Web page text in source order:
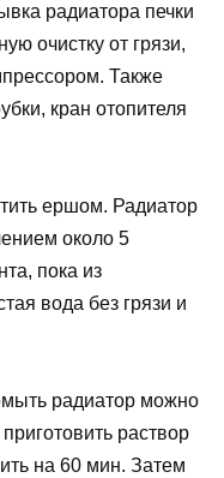
радиатора печки
очистку от грязи,
Также
кран отопителя
ершом. Радиатор
около 5
пока из
вода без грязи и
радиатор можно
раствор
на 60 мин. Затем